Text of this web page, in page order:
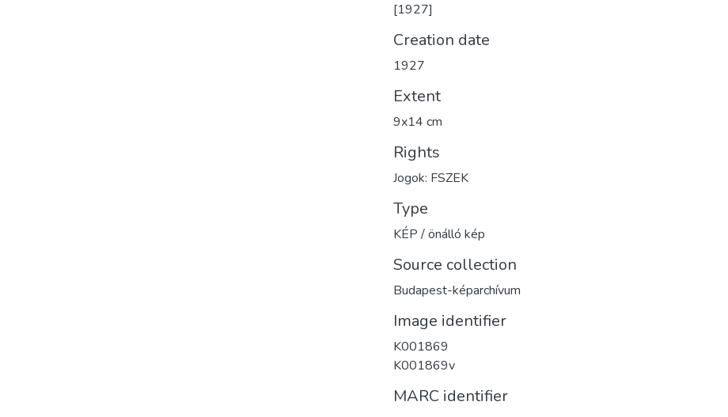
[1927]
Creation date
1927
Extent
9x14 cm
Rights
Jogok: FSZEK
Type
KÉP / önálló kép
Source collection
Budapest-képarchívum
Image identifier
K001869
K001869v
MARC identifier